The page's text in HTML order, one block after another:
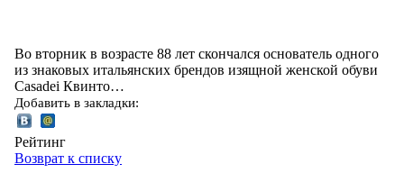
Во вторник в возрасте 88 лет скончался основатель одного
из знаковых итальянских брендов изящной женской обуви
Casadei Квинто…
Добавить в закладки:
Рейтинг
Возврат к списку